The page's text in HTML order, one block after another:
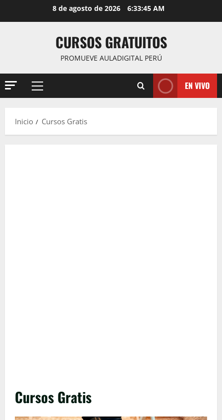
8 de agosto de 2026 6:33:47 AM
CURSOS GRATUITOS
PROMUEVE AULADIGITAL PERÚ
Menú
EN VIVO
Inicio Cursos Gratis
Cursos Gratis